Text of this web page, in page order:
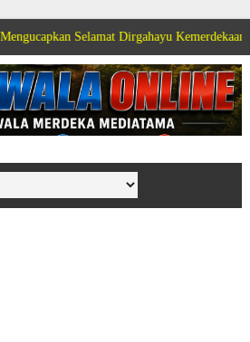
Selamat Dirgahayu Kemerdekaan Republik